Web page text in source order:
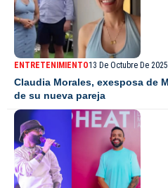
ENTRETENIMIENTO13 De Octubre De 2025
Claudia Morales, exesposa de
de su nueva pareja